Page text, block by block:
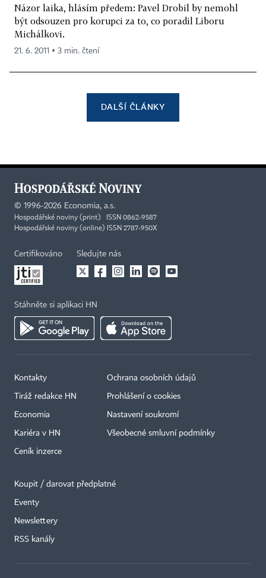
Názor laika, hlásím předem: Pavel Drobil by nemohl
být odsouzen pro korupci za to, co poradil Liboru
Michálkovi.
21. 6. 2011 ▪ 3 min. čtení
DALŠÍ ČLÁNKY
© 1996-2026 Economia, a.s.
Hospodářské noviny (print) ISSN 0862-9587
Hospodářské noviny (online) ISSN 2787-950X
Certifikováno Sledujte nás
Stáhněte si aplikaci HN
Kontakty
Tiráž redakce HN
Economia
Kariéra v HN
Ceník inzerce
Ochrana osobních údajů
Prohlášení o cookies
Nastavení soukromí
Všeobecné smluvní podmínky
Koupit / darovat předplatné
Eventy
Newslettery
RSS kanály